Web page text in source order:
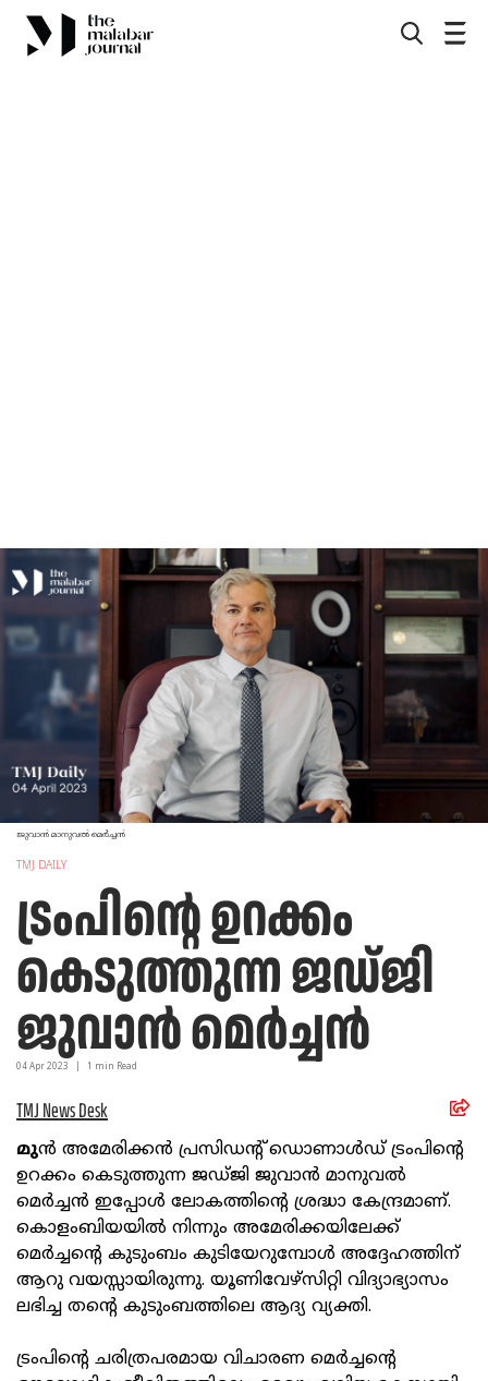
ജുവാൻ മാനുവൽ മെർച്ചൻ
TMJ DAILY
ട്രംപിന്റെ ഉറക്കം
കെടുത്തുന്ന ജഡ്‌ജി
ജുവാൻ മെർച്ചൻ
04 Apr 2023 1 min Read
TMJ News Desk
മുൻ അമേരിക്കൻ പ്രസിഡന്റ് ഡൊണാൾഡ് ട്രംപിന്റെ
ഉറക്കം കെടുത്തുന്ന ജഡ്‌ജി ജുവാൻ മാനുവൽ
മെർച്ചൻ ഇപ്പോൾ ലോകത്തിന്റെ ശ്രദ്ധാ കേന്ദ്രമാണ്.
കൊളംബിയയിൽ നിന്നും അമേരിക്കയിലേക്ക്
മെർച്ചന്റെ കുടുംബം കുടിയേറുമ്പോൾ അദ്ദേഹത്തിന്
ആറു വയസ്സായിരുന്നു. യൂണിവേഴ്സിറ്റി വിദ്യാഭ്യാസം
ലഭിച്ച തന്റെ കുടുംബത്തിലെ ആദ്യ വ്യക്തി.
ട്രംപിന്റെ ചരിത്രപരമായ വിചാരണ മെർച്ചന്റെ